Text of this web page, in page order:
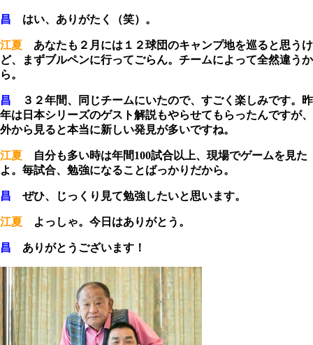
昌 はい、ありがたく（笑）。
江夏 あなたも２月には１２球団のキャンプ地を巡ると思うけ
ど、まずブルペンに行ってごらん。チームによって全然違うか
ら。
昌 ３２年間、同じチームにいたので、すごく楽しみです。昨
年は日本シリーズのゲスト解説もやらせてもらったんですが、
外から見ると本当に新しい発見が多いですね。
江夏 自分も多い時は年間100試合以上、現場でゲームを見た
よ。毎試合、勉強になることばっかりだから。
昌 ぜひ、じっくり見て勉強したいと思います。
江夏 よっしゃ。今日はありがとう。
昌 ありがとうございます！